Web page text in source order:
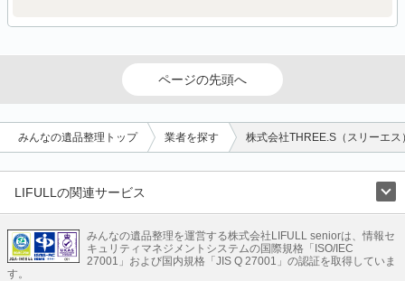
ページの先頭へ
みんなの遺品整理トップ 業者を探す 株式会社THREE.S（スリーエス
LIFULLの関連サービス
不動産・住宅
引越し 老人ホーム 地方創生
ママの就労支援
不動産クラウドファンディング 遺品整理 老後の暮らし情報
みんなの遺品整理を運営する株式会社LIFULL seniorは、情報セ
キュリティマネジメントシステムの国際規格「ISO/IEC
27001」および国内規格「JIS Q 27001」の認証を取得していま
す。